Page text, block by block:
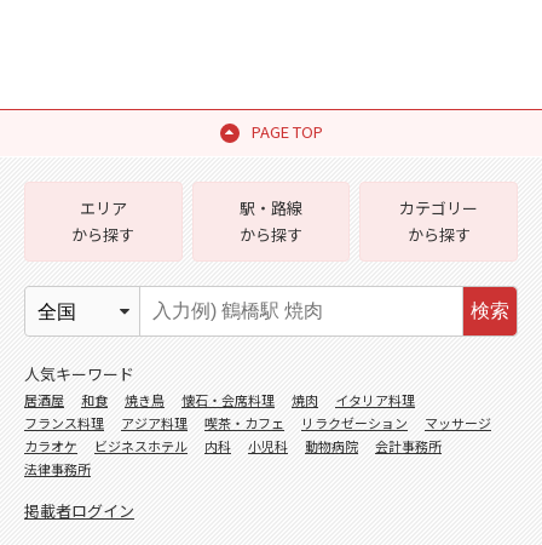
PAGE TOP
エリア
から探す
駅・路線
から探す
カテゴリー
から探す
検索
人気キーワード
居酒屋 和食 焼き鳥 懐石・会席料理 焼肉
イタリア料理
フランス料理
アジア料理 喫茶・カフェ リラクゼーション
マッサージ
カラオケ
ビジネスホテル 内科 小児科 動物病院
会計事務所
法律事務所
掲載者ログイン